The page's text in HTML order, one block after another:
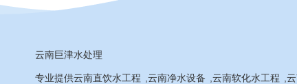
云南巨津水处理
专业提供云南直饮水工程 云南净水设备 云南软化水工程